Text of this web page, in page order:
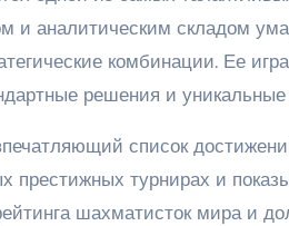
и аналитическим складом
комбинации. Ее
решения и
список
турнирах и
шахматисток мира и